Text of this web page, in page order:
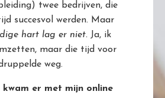
twee bedrijven, die
succesvol werden. Maar
hart lag er niet. Ja, ik
maar die tijd voor
weg.
er met mijn online